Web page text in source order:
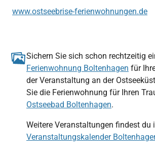
www.ostseebrise-ferienwohnungen.de
Sichern Sie sich schon rechtzeitig
Ferienwohnung Boltenhagen für
der Veranstaltung an der
Sie die Ferienwohnung für Ihren
Ostseebad Boltenhagen.
Weitere Veranstaltungen findest du
Veranstaltungskalender